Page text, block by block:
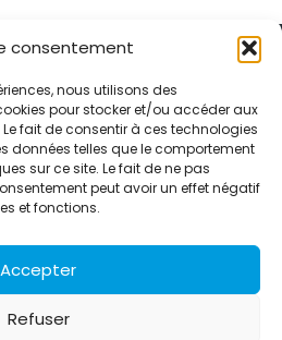
consentement
nous utilisons des
pour stocker et/ou accéder aux
fait de consentir à ces technologies
données telles que le comportement
sur ce site. Le fait de ne pas
peut avoir un effet négatif
et fonctions.
Accepter
Refuser
agence de relations presse et de
Depuis 1995, elle conçoit et
en France et à l’international
d’agences partenaires.